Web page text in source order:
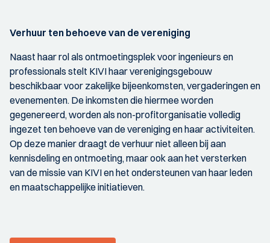
Verhuur ten behoeve van de vereniging
Naast haar rol als ontmoetingsplek voor ingenieurs en
professionals stelt KIVI haar verenigingsgebouw
beschikbaar voor zakelijke bijeenkomsten, vergaderingen en
evenementen. De inkomsten die hiermee worden
gegenereerd, worden als non-profitorganisatie volledig
ingezet ten behoeve van de vereniging en haar activiteiten.
Op deze manier draagt de verhuur niet alleen bij aan
kennisdeling en ontmoeting, maar ook aan het versterken
van de missie van KIVI en het ondersteunen van haar leden
en maatschappelijke initiatieven.